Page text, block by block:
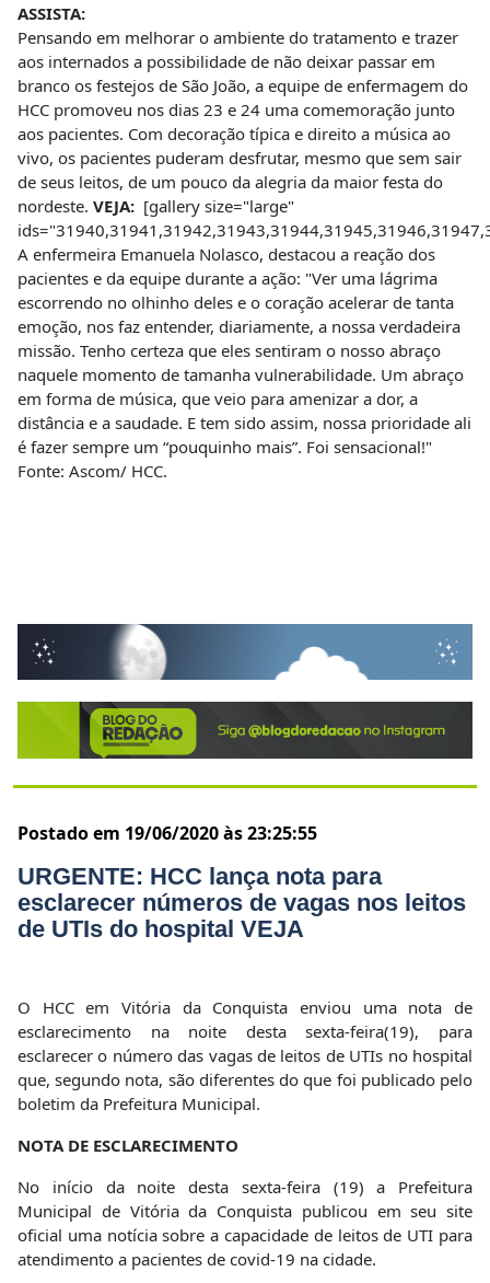
ASSISTA:
Pensando em melhorar o ambiente do tratamento e trazer
aos internados a possibilidade de não deixar passar em
branco os festejos de São João, a equipe de enfermagem do
HCC promoveu nos dias 23 e 24 uma comemoração junto
aos pacientes. Com decoração típica e direito a música ao
vivo, os pacientes puderam desfrutar, mesmo que sem sair
de seus leitos, de um pouco da alegria da maior festa do
nordeste. VEJA: [gallery size="large"
A enfermeira Emanuela Nolasco, destacou a reação dos
pacientes e da equipe durante a ação: "Ver uma lágrima
escorrendo no olhinho deles e o coração acelerar de tanta
emoção, nos faz entender, diariamente, a nossa verdadeira
missão. Tenho certeza que eles sentiram o nosso abraço
naquele momento de tamanha vulnerabilidade. Um abraço
em forma de música, que veio para amenizar a dor, a
distância e a saudade. E tem sido assim, nossa prioridade ali
é fazer sempre um “pouquinho mais”. Foi sensacional!"
Fonte: Ascom/ HCC.
Postado em 19/06/2020 às 23:25:55
URGENTE: HCC lança nota para
esclarecer números de vagas nos leitos
de UTIs do hospital VEJA
O HCC em Vitória da Conquista enviou uma nota de
esclarecimento na noite desta sexta-feira(19), para
esclarecer o número das vagas de leitos de UTIs no hospital
que, segundo nota, são diferentes do que foi publicado pelo
boletim da Prefeitura Municipal.
NOTA DE ESCLARECIMENTO
No início da noite desta sexta-feira (19) a Prefeitura
Municipal de Vitória da Conquista publicou em seu site
oficial uma notícia sobre a capacidade de leitos de UTI para
atendimento a pacientes de covid-19 na cidade.